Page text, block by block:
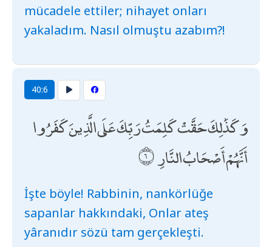
mücadele ettiler; nihayet onları
yakaladım. Nasıl olmuştu azabım?!
40:6
وَكَذَٰلِكَ حَقَّتْ كَلِمَتُ رَبِّكَ عَلَى الَّذِينَ كَفَرُوا
أَنَّهُمْ أَصْحَابُ النَّارِ
İşte böyle! Rabbinin, nankörlüğe
sapanlar hakkındaki, Onlar ateş
yâranıdır sözü tam gerçekleşti.